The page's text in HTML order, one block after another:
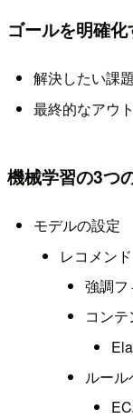
ゴールを明確化
解決したい課題
最終的なアウ
機械学習の3つ
モデルの設定
レコメンド
強調フ
コン
ルール